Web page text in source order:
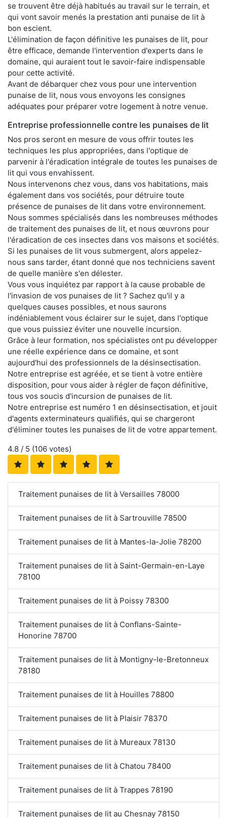
se trouvent être déjà habitués au travail sur le terrain, et
qui vont savoir menés la prestation anti punaise de lit à
bon escient.
L'élimination de façon définitive les punaises de lit, pour
être efficace, demande l'intervention d'experts dans le
domaine, qui auraient tout le savoir-faire indispensable
pour cette activité.
Avant de débarquer chez vous pour une intervention
punaise de lit, nous vous envoyons les consignes
adéquates pour préparer votre logement à notre venue.
Entreprise professionnelle contre les punaises de lit
Nos pros seront en mesure de vous offrir toutes les
techniques les plus appropriées, dans l'optique de
parvenir à l'éradication intégrale de toutes les punaises de
lit qui vous envahissent.
Nous intervenons chez vous, dans vos habitations, mais
également dans vos sociétés, pour détruire toute
présence de punaises de lit dans votre environnement.
Nous sommes spécialisés dans les nombreuses méthodes
de traitement des punaises de lit, et nous œuvrons pour
l'éradication de ces insectes dans vos maisons et sociétés.
Si les punaises de lit vous submergent, alors appelez-
nous sans tarder, étant donné que nos techniciens savent
de quelle manière s'en délester.
Vous vous inquiétez par rapport à la cause probable de
l'invasion de vos punaises de lit ? Sachez qu'il y a
quelques causes possibles, et nous saurons
indéniablement vous éclairer sur le sujet, dans l'optique
que vous puissiez éviter une nouvelle incursion.
Grâce à leur formation, nos spécialistes ont pu développer
une réelle expérience dans ce domaine, et sont
aujourd'hui des professionnels de la désinsectisation.
Notre entreprise est agréée, et se tient à votre entière
disposition, pour vous aider à régler de façon définitive,
tous vos soucis d'incursion de punaises de lit.
Notre entreprise est numéro 1 en désinsectisation, et jouit
d'agents exterminateurs qualifiés, qui se chargeront
d'éliminer toutes les punaises de lit de votre appartement.
4.8 / 5 (106 votes)
Traitement punaises de lit à Versailles 78000
Traitement punaises de lit à Sartrouville 78500
Traitement punaises de lit à Mantes-la-Jolie 78200
Traitement punaises de lit à Saint-Germain-en-Laye
78100
Traitement punaises de lit à Poissy 78300
Traitement punaises de lit à Conflans-Sainte-
Honorine 78700
Traitement punaises de lit à Montigny-le-Bretonneux
78180
Traitement punaises de lit à Houilles 78800
Traitement punaises de lit à Plaisir 78370
Traitement punaises de lit à Mureaux 78130
Traitement punaises de lit à Chatou 78400
Traitement punaises de lit à Trappes 78190
Traitement punaises de lit au Chesnay 78150